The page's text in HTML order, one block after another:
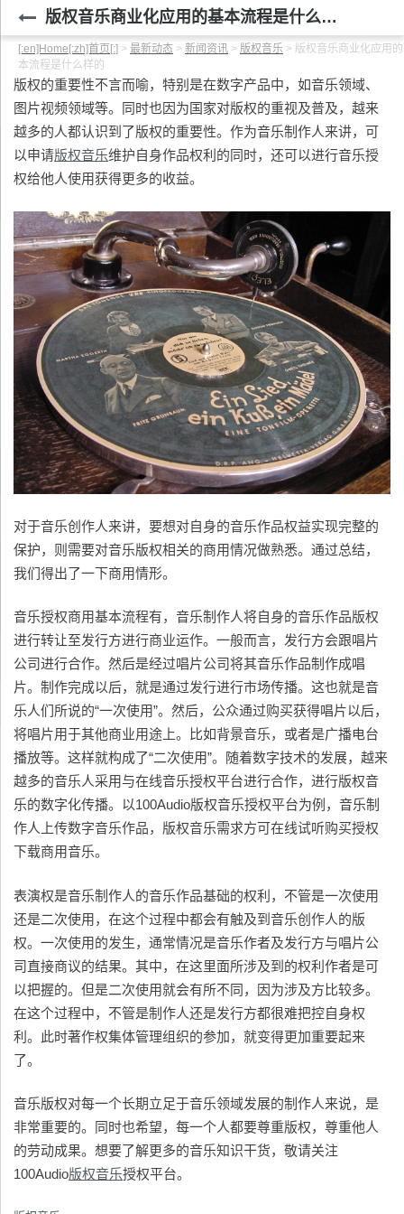
版权音乐商业化应用的基本流程是什么样的
[:en]Home[:zh]首页[:] > 最新动态 > 新闻资讯 > 版权音乐 > 版权音乐商业化应用
本流程是什么样的
版权的重要性不言而喻，特别是在数字产品中，如音乐领域、
图片视频领域等。同时也因为国家对版权的重视及普及，越来
越多的人都认识到了版权的重要性。作为音乐制作人来讲，可
以申请版权音乐维护自身作品权利的同时，还可以进行音乐授
权给他人使用获得更多的收益。
对于音乐创作人来讲，要想对自身的音乐作品权益实现完整的
保护，则需要对音乐版权相关的商用情况做熟悉。通过总结，
我们得出了一下商用情形。
音乐授权商用基本流程有，音乐制作人将自身的音乐作品版权
进行转让至发行方进行商业运作。一般而言，发行方会跟唱片
公司进行合作。然后是经过唱片公司将其音乐作品制作成唱
片。制作完成以后，就是通过发行进行市场传播。这也就是音
乐人们所说的“一次使用”。然后，公众通过购买获得唱片以后，
将唱片用于其他商业用途上。比如背景音乐，或者是广播电台
播放等。这样就构成了“二次使用”。随着数字技术的发展，越来
越多的音乐人采用与在线音乐授权平台进行合作，进行版权音
乐的数字化传播。以100Audio版权音乐授权平台为例，音乐制
作人上传数字音乐作品，版权音乐需求方可在线试听购买授权
下载商用音乐。
表演权是音乐制作人的音乐作品基础的权利，不管是一次使用
还是二次使用，在这个过程中都会有触及到音乐创作人的版
权。一次使用的发生，通常情况是音乐作者及发行方与唱片公
司直接商议的结果。其中，在这里面所涉及到的权利作者是可
以把握的。但是二次使用就会有所不同，因为涉及方比较多。
在这个过程中，不管是制作人还是发行方都很难把控自身权
利。此时著作权集体管理组织的参加，就变得更加重要起来
了。
音乐版权对每一个长期立足于音乐领域发展的制作人来说，是
非常重要的。同时也希望，每一个人都要尊重版权，尊重他人
的劳动成果。想要了解更多的音乐知识干货，敬请关注
100Audio版权音乐授权平台。